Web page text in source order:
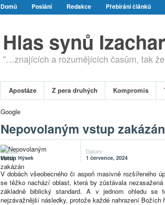
Domů Poslání Redakce Přebírání článků
Hlas synů
"…znajících a rozumějících časům, tak
Apostáze Z pera druhých Kompromis
Google
Nepovolaným vstup zakázán
Napsal:
Martin Hýsek
Datum:
1 července, 2024
V dobách všeobecného či aspoň masivně rozšířeného
se těžko nachází oblast, která by zůstávala
základně biblický standard. A v jednom ohledu se
nejzávažnější následky, protože každé nahrazení